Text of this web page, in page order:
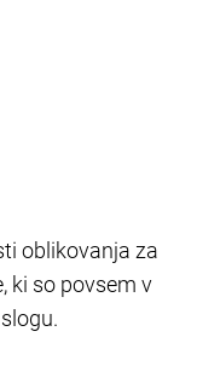
oblikovanja za
ki so povsem v